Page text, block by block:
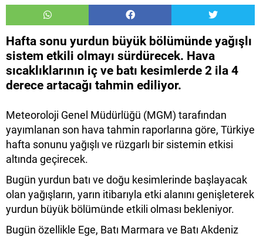
Hafta sonu yurdun büyük bölümünde yağışlı
sistem etkili olmayı sürdürecek. Hava
sıcaklıklarının iç ve batı kesimlerde 2 ila 4
derece artacağı tahmin ediliyor.
Meteoroloji Genel Müdürlüğü (MGM) tarafından
yayımlanan son hava tahmin raporlarına göre, Türkiye
hafta sonunu yağışlı ve rüzgarlı bir sistemin etkisi
altında geçirecek.
Bugün yurdun batı ve doğu kesimlerinde başlayacak
olan yağışların, yarın itibarıyla etki alanını genişleterek
yurdun büyük bölümünde etkili olması bekleniyor.
Bugün özellikle Ege, Batı Marmara ve Batı Akdeniz